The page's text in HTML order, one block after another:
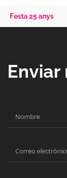
Festa 25 anys
Enviar